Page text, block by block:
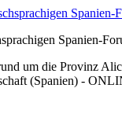
Spanien-
um die Provinz
(Spanien) -